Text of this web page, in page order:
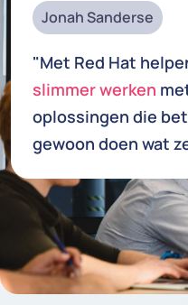
Jonah Sanderse
"Met Red Hat
slimmer werken
oplossingen die
gewoon doen wat